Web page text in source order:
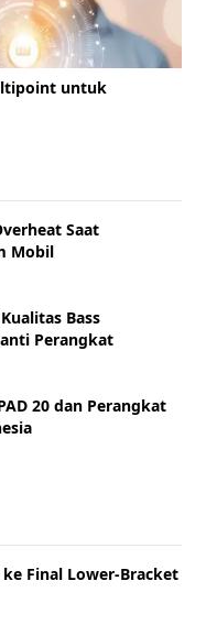
untuk
Saat
Mobil
Bass
Perangkat
20 dan Perangkat
Final Lower-Bracket